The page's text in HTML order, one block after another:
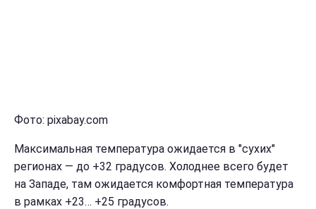
Фото: pixabay.com
Максимальная температура ожидается в "сухих"
регионах — до +32 градусов. Холоднее всего будет
на Западе, там ожидается комфортная температура
в рамках +23… +25 градусов.